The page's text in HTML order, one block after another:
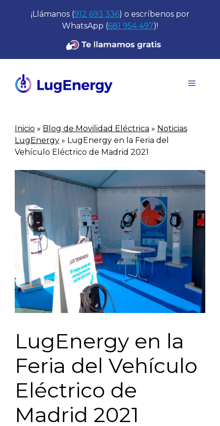
¡Llámanos (912 693 336) o escríbenos por
WhatsApp (681 954 497)!
Menú
Inicio » Blog de Movilidad Eléctrica » Noticias
LugEnergy » LugEnergy en la Feria del
Vehículo Eléctrico de Madrid 2021
LugEnergy en la
Feria del Vehículo
Eléctrico de
Madrid 2021